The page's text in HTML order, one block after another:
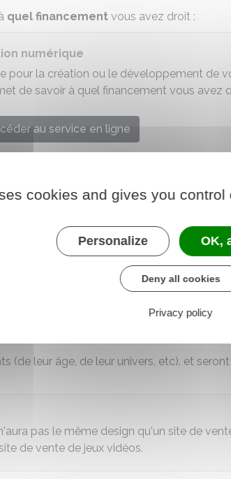
quel financement vous avez droit :
numérique
pour la création ou le développement de
de savoir à quel financement vous avez
au service en ligne
d'aides de l'Étatdestinées à soutenir les
de votre site web.
de vos produits : son format, son
(de leur âge, de leur univers, etc). et
pas le même design qu'un site de
de vente de jeux vidéos.
cookies and gives you
Personalize OK,
Deny all cookies
Privacy policy